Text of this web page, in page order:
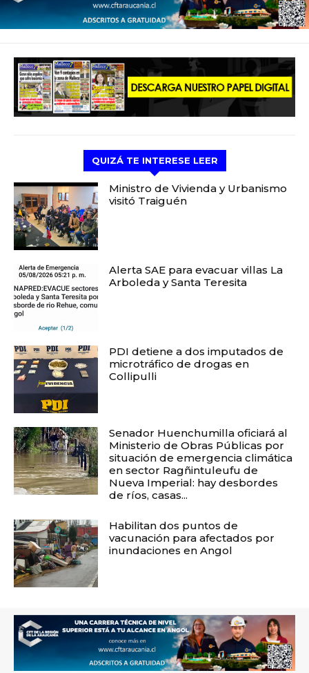
QUIZÁ TE INTERESE LEER
Ministro de Vivienda y Urbanismo
visitó Traiguén
Alerta SAE para evacuar villas La
Arboleda y Santa Teresita
PDI detiene a dos imputados de
microtráfico de drogas en
Collipulli
Senador Huenchumilla oficiará al
Ministerio de Obras Públicas por
situación de emergencia climática
en sector Ragñintuleufu de
Nueva Imperial: hay desbordes
de ríos, casas...
Habilitan dos puntos de
vacunación para afectados por
inundaciones en Angol